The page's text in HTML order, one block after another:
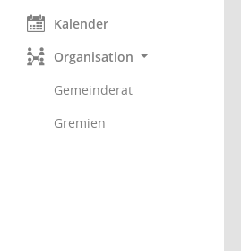
Kalender
Organisation
Gemeinderat
Gremien